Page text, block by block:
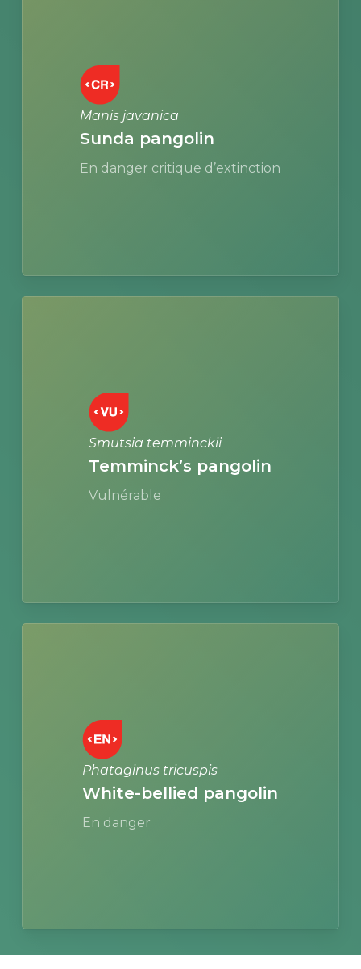
Manis javanica
Sunda pangolin
En danger critique d’extinction
Smutsia temminckii
Temminck’s pangolin
Vulnérable
Phataginus tricuspis
White-bellied pangolin
En danger